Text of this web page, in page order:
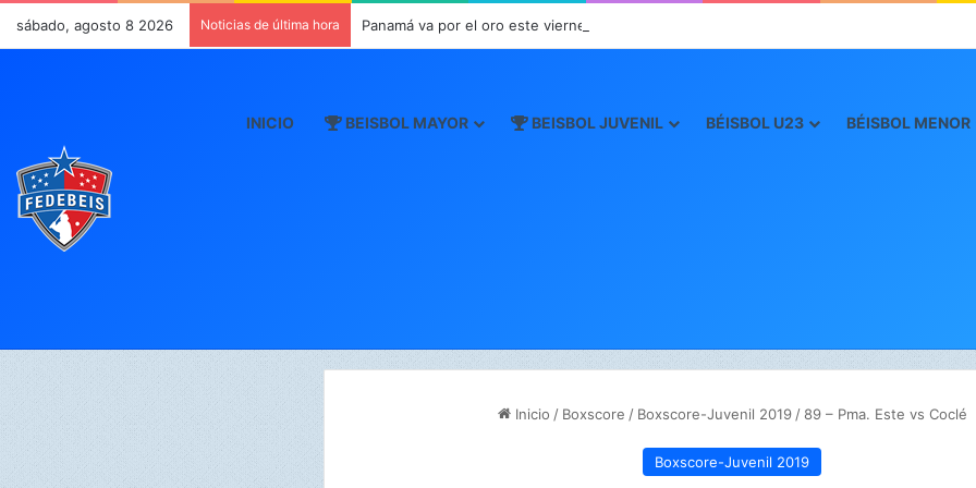
sábado, agosto 8 2026 Noticias de última hora Panamá va por el oro este viernes en JCDC
INICIO BEISBOL MAYOR BEISBOL JUVENIL BÉISBOL U23 BÉISBOL MENOR
Inicio / Boxscore / Boxscore-Juvenil 2019 / 89 – Pma. Este vs Coclé
Boxscore-Juvenil 2019